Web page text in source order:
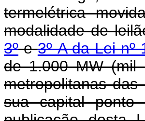
termelétrica
modalidade de
3ºe3º-A da Lei
de 1.000 MW (mil
metropolitanas
sua capital